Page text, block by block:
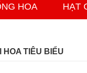
HOA HẠT
HOA TIÊU BIỂU